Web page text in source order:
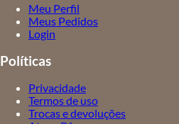
Meu Perfil
Meus Pedidos
Login
Políticas
Privacidade
Termos de uso
Trocas e devoluções